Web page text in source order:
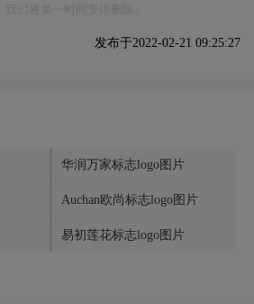
发布于2022-02-21 09:25:27
华润万家标志logo图片
Auchan欧尚标志logo图片
易初莲花标志logo图片